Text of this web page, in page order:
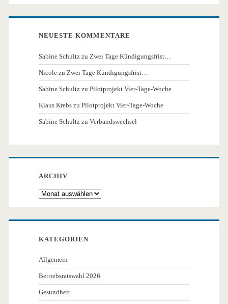
NEUESTE KOMMENTARE
Sabine Schultz zu Zwei Tage Kündigungsfrist…
Nicole zu Zwei Tage Kündigungsfrist…
Sabine Schultz zuPilotprojekt Vier-Tage-Woche
Klaus Krebs zuPilotprojekt Vier-Tage-Woche
Sabine Schultz zuVerbandswechsel
ARCHIV
Archiv
KATEGORIEN
Allgemein
Betriebsratswahl 2026
Gesundheit